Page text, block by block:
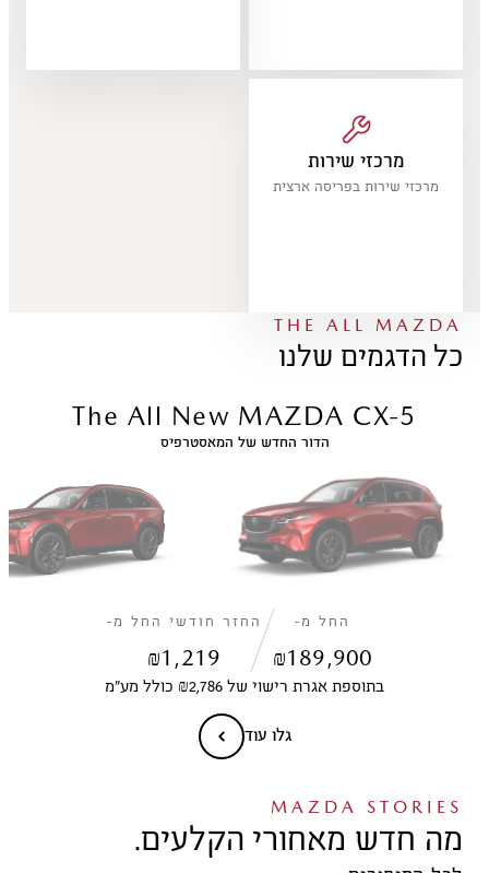
מרכזי שירות
מרכזי שירות בפריסה ארצית
THE ALL MAZDA
כל הדגמים שלנו
The All New MAZDA CX-5
הדור החדש של המאסטרפיס
החל מ-
₪189,900
החזר חודשי החל מ-
₪1,219
בתוספת אגרת רישוי של ₪2,786 כולל מע״מ
גלו עוד
MAZDA STORIES
מה חדש מאחורי הקלעים.